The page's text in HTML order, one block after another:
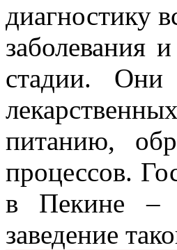
диагностику
заболевания
стадии. Они
питанию,
процессов.
в Пекине –
заведение